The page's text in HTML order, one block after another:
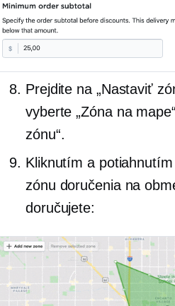
Prejdite na „Nastaviť
vyberte „Zóna na
zónu“.
Kliknutím a
zónu doručenia na
doručujete: